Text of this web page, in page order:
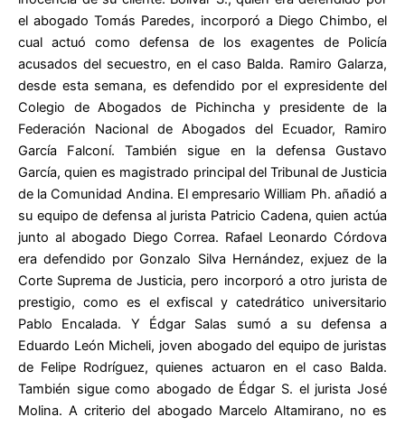
el abogado Tomás Paredes, incorporó a Diego Chimbo, el
cual actuó como defensa de los exagentes de Policía
acusados del secuestro, en el caso Balda. Ramiro Galarza,
desde esta semana, es defendido por el expresidente del
Colegio de Abogados de Pichincha y presidente de la
Federación Nacional de Abogados del Ecuador, Ramiro
García Falconí. También sigue en la defensa Gustavo
García, quien es magistrado principal del Tribunal de Justicia
de la Comunidad Andina. El empresario William Ph. añadió a
su equipo de defensa al jurista Patricio Cadena, quien actúa
junto al abogado Diego Correa. Rafael Leonardo Córdova
era defendido por Gonzalo Silva Hernández, exjuez de la
Corte Suprema de Justicia, pero incorporó a otro jurista de
prestigio, como es el exfiscal y catedrático universitario
Pablo Encalada. Y Édgar Salas sumó a su defensa a
Eduardo León Micheli, joven abogado del equipo de juristas
de Felipe Rodríguez, quienes actuaron en el caso Balda.
También sigue como abogado de Édgar S. el jurista José
Molina. A criterio del abogado Marcelo Altamirano, no es